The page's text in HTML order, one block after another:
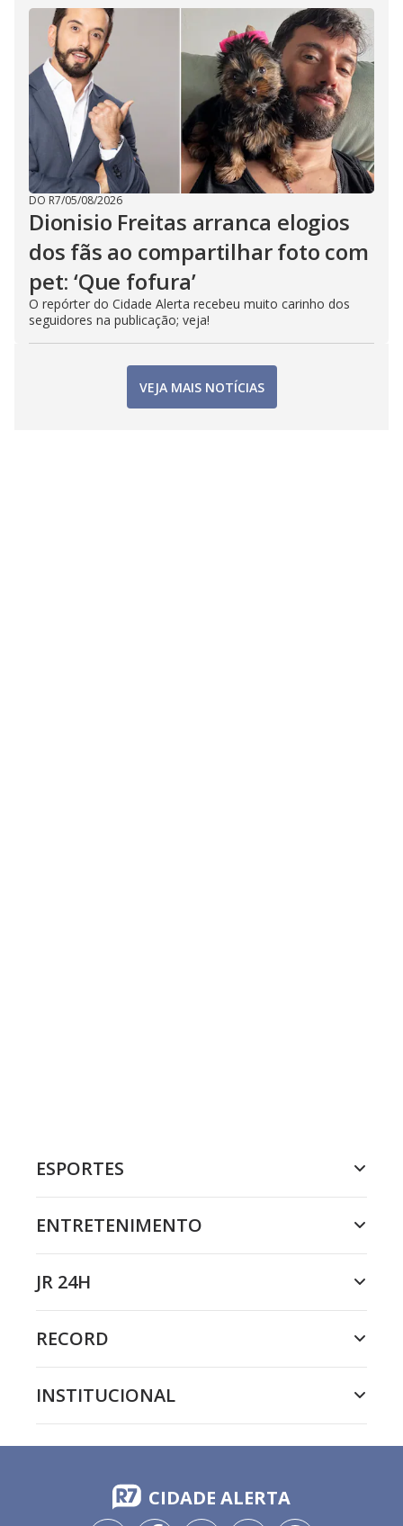
DO R7/05/08/2026
Dionisio Freitas arranca elogios
dos fãs ao compartilhar foto com
pet: ‘Que fofura’
O repórter do Cidade Alerta recebeu muito carinho dos
seguidores na publicação; veja!
VEJA MAIS NOTÍCIAS
ESPORTES
ENTRETENIMENTO
JR 24H
RECORD
INSTITUCIONAL
CIDADE ALERTA